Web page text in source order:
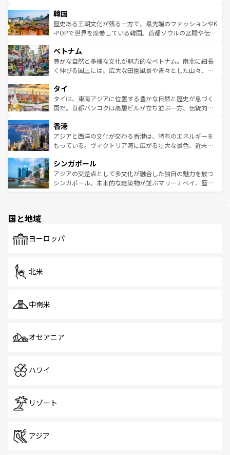
ワイを、存分に味わってほしい。 なお、新着のハワイ情報
はコンテンツ一覧を参照してほしい。
いる。アクティビティも充実しており、サーフィンやダイ
ビング、ハイキングなど、アウトドア好きにはたまらな
い。オーストラリアの多彩な魅力を存分に味わいつくそ
参照してほしい。
ン）、静ひつな山岳地帯である台湾東部など、都市の喧騒
と山間の静けさが共存しており、訪れる人に新しい発見と
驚きをもたらしてくれる。また、奥深い台湾の食文化も魅
容にもいいと評判のスイーツなど、バラエティ豊かな料理
が味わえる。 なお、新着の台湾情報は コンテンツ一覧を参
照してほしい。
韓国
歴史ある王朝文化が残る一方で、最先端のファッションやK
-POPで世界を席巻している韓国。首都ソウルの宮殿や伝統
き、地方に足を延ばせば四季折々の自然美を楽しむことが
できる。そして、キムチや焼肉、絶品のストリートフード
まで、さまざまな韓国料理が待っている。夜には、韓国な
リティに包まれながら、韓国の多彩な魅力を心ゆくまで味
わってみてほしい。 なお、新着の韓国情報はコンテンツ一
覧を参照してほしい。
ベトナム
豊かな自然と多様な文化が魅力的なベトナム。南北に細長
く伸びる国土には、広大な田園風景や青々とした山々、世
急速な発展と共に伝統が息づく。ハノイの古い町並みやホ
ーチミン市のフランス統治時代の建物も、独特の雰囲気を
醸し出している。また、バラエティの豊かさとおいしさで
とつ。フォーやバインミー、ベトナムコーヒーなどは、ぜ
ひ現地で味わいたい。どの地域を訪れてもあたたかい人々
が旅行者を迎えてくれるので、きっと忘れられない旅にな
参照してほしい。
タイ
タイは、東南アジアに位置する豊かな自然と歴史が息づく
国だ。首都バンコクは高層ビルが立ち並ぶ一方、伝統的な
の活気が交差している。北部ではチェンマイなどの山岳地
帯で自然と触れ合い、南部ではプーケットやクラビの美し
いビーチでリゾート気分を楽しむことができる。タイ料理
激する。気候は一年中温暖で、どの季節にも異なる楽しみ
が待っている。親しみやすいタイの人々、仏教を中心とし
た文化、そして多様な観光資源が、訪れる旅人を魅了し続
香港
アジアと西洋の文化が交わる香港は、特有のエネルギーを
もっている。ヴィクトリア湾に広がる壮大な景色、近未来
み、どこを訪れても感動するはず。観光スポットが密集し
ており、効率よく見どころを回れるのも魅力。息をのむよ
うな絶景から文化的な体験まで、香港を存分に楽しみ尽く
シンガポール
アジアの交差点として多文化が融合した独自の魅力を放つ
シンガポール。未来的な建築物が並ぶマリーナベイ、歴史
で、ホーカーズは地元の風情を楽しめる外せないスポット
国と地域
ヨーロッパ
北米
中南米
オセアニア
ハワイ
リゾート
アジア